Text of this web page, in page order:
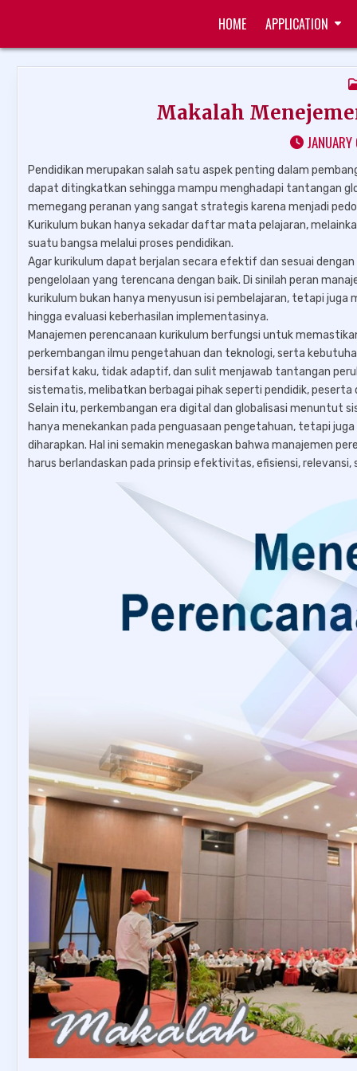
HOME APPLICATION
Makalah
Pendidikan merupakan salah satu aspek penting dalam
dapat ditingkatkan sehingga mampu menghadapi tantangan
memegang peranan yang sangat strategis karena menjadi
Kurikulum bukan hanya sekadar daftar mata pelajaran,
suatu bangsa melalui proses pendidikan.
Agar kurikulum dapat berjalan secara efektif dan sesuai
pengelolaan yang terencana dengan baik. Di sinilah peran
kurikulum bukan hanya menyusun isi pembelajaran, tetapi
hingga evaluasi keberhasilan implementasinya.
Manajemen perencanaan kurikulum berfungsi untuk
perkembangan ilmu pengetahuan dan teknologi, serta
bersifat kaku, tidak adaptif, dan sulit menjawab tantangan
sistematis, melibatkan berbagai pihak seperti pendidik, peserta
Selain itu, perkembangan era digital dan globalisasi menuntut
hanya menekankan pada penguasaan pengetahuan, tetapi
diharapkan. Hal ini semakin menegaskan bahwa manajemen
harus berlandaskan pada prinsip efektivitas, efisiensi,